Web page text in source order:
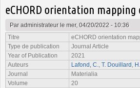
eCHORD orientation
Paradministrateurle mer, 04/20/2022 - 10:36
Titre
eCHORD orientation
Type de publication
Journal Article
Year of Publication
2021
Auteurs
Lafond, C. T. Douillard
Journal
Materialia
Volume
20